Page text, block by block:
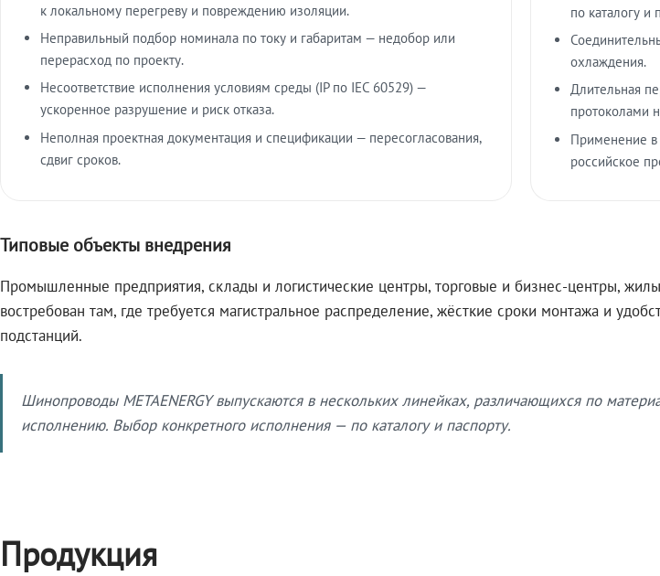
к локальному перегреву и повреждению изоляции.
Неправильный подбор номинала по току и габаритам — недобор или
перерасход по проекту.
Несоответствие исполнения условиям среды (IP по IEC 60529) —
ускоренное разрушение и риск отказа.
Неполная проектная документация и спецификации — пересогласования,
сдвиг сроков.
по каталогу и
охлаждения.
Длительная
протоколами
Применение в
российское
Типовые объекты внедрения
Промышленные предприятия, склады и логистические центры, торговые и бизнес-центры,
востребован там, где требуется магистральное распределение, жёсткие сроки монтажа и
подстанций.
Шинопроводы METAENERGY выпускаются в нескольких линейках, различающихся по
исполнению. Выбор конкретного исполнения — по каталогу и паспорту.
Продукция